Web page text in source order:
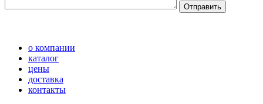
о компании
каталог
цены
доставка
контакты